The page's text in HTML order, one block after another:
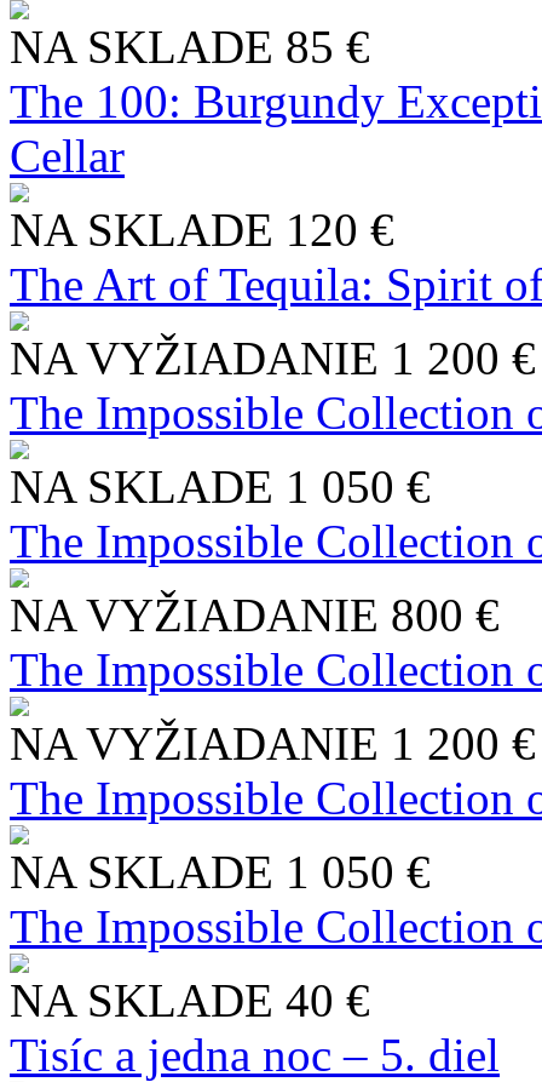
NA SKLADE 85 €
The 100: Burgundy
Cellar
NA SKLADE 120 €
The Art of Tequila: Spirit
NA VYŽIADANIE 1 200 €
The Impossible Collection
NA SKLADE 1 050 €
The Impossible Collection
NA VYŽIADANIE 800 €
The Impossible Collection
NA VYŽIADANIE 1 200 €
The Impossible Collection
NA SKLADE 1 050 €
The Impossible Collection
NA SKLADE 40 €
Tisíc a jedna noc – 5. diel